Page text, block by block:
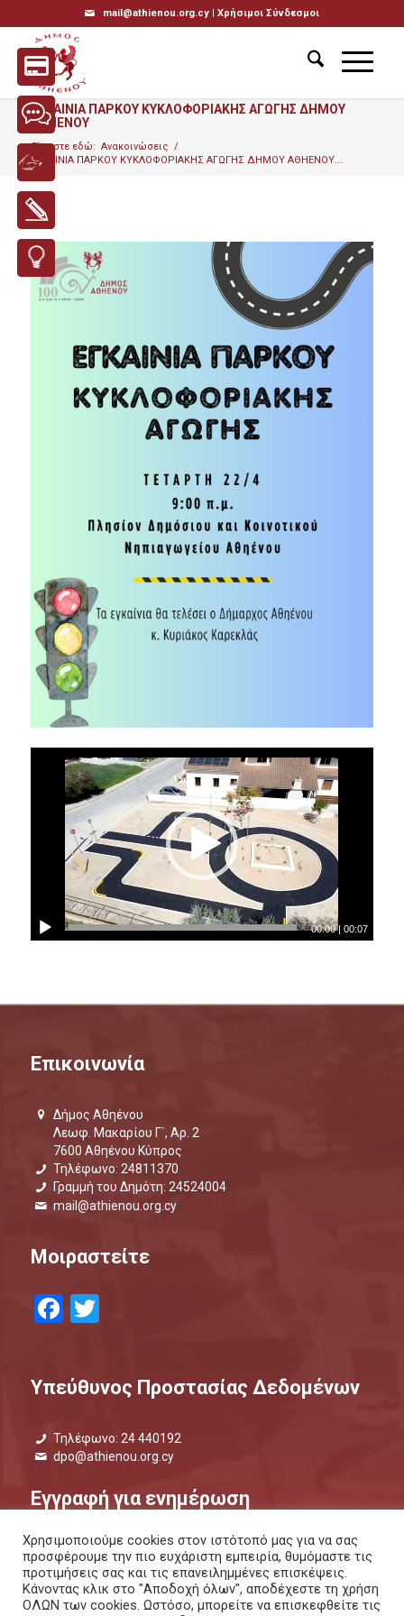
mail@athienou.org.cy | Χρήσιμοι Σύνδεσμοι
ΕΓΚΑΙΝΙΑ ΠΑΡΚΟΥ ΚΥΚΛΟΦΟΡΙΑΚΗΣ ΑΓΩΓΗΣ ΔΗΜΟΥ
ΑΘΗΕΝΟΥ
Είσαστε εδώ: Ανακοινώσεις /
ΕΓΚΑΙΝΙΑ ΠΑΡΚΟΥ ΚΥΚΛΟΦΟΡΙΑΚΗΣ ΑΓΩΓΗΣ ΔΗΜΟΥ ΑΘΗΕΝΟΥ...
00:00|00:07
Επικοινωνία
Δήμος Αθηένου
Λεωφ. Μακαρίου Γ΄, Αρ. 2
7600 Αθηένου Κύπρος
Τηλέφωνο: 24811370
Γραμμή του Δημότη: 24524004
mail@athienou.org.cy
Μοιραστείτε
Facebook
Twitter
Υπεύθυνος Προστασίας Δεδομένων
Τηλέφωνο: 24 440192
dpo@athienou.org.cy
Εγγραφή για ενημέρωση
Μάθετε τι συμβαίνει και μείνετε ενημερωμένοι.
ΕΝΗΜΕΡΩΤΙΚΟ ΔΕΛΤΙΟ | ΜΕΣΩ SMS
Χρησιμοποιούμε cookies στον ιστότοπό μας για να σας
προσφέρουμε την πιο ευχάριστη εμπειρία, θυμόμαστε τις
προτιμήσεις σας και τις επανειλημμένες επισκέψεις.
Κάνοντας κλικ στο "Αποδοχή όλων", αποδέχεστε τη χρήση
ΟΛΩΝ των cookies. Ωστόσο, μπορείτε να επισκεφθείτε τις